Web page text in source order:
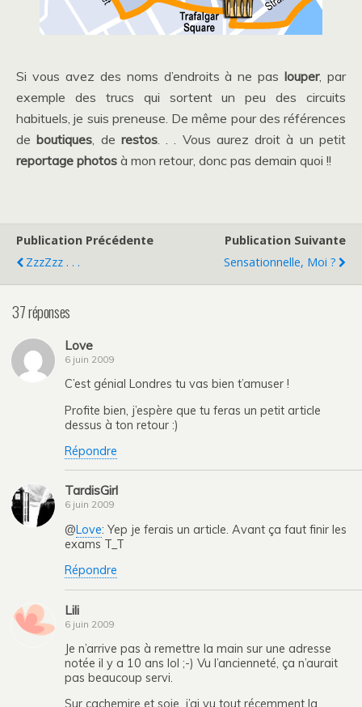
Si vous avez des noms d’endroits à ne paslouper, par
exemple des trucs qui sortent un peu des circuits
habituels, je suis preneuse. De même pour des références
deboutiques, de restos. . . Vous aurez droit à un petit
reportage photos à mon retour, donc pas demain quoi !!
Publication Précédente
ZzzZzz . . .
Publication Suivante
Sensationnelle, Moi ?
37 réponses
Love
6 juin 2009
C’est génial Londres tu vas bien t’amuser !
Profite bien, j’espère que tu feras un petit article
dessus à ton retour :)
Répondre
TardisGirl
6 juin 2009
@Love: Yep je ferais un article. Avant ça faut finir les
exams T_T
Répondre
Lili
6 juin 2009
Je n’arrive pas à remettre la main sur une adresse
notée il y a 10 ans lol ;-) Vu l’ancienneté, ça n’aurait
pas beaucoup servi.
Sur cachemire et soie, j’ai vu tout récemment la